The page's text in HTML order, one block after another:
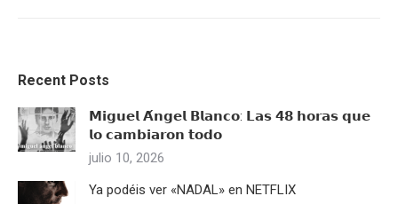
Recent Posts
𝗠𝗶𝗴𝘂𝗲𝗹 𝗔́𝗻𝗴𝗲𝗹 𝗕𝗹𝗮𝗻𝗰𝗼: 𝗟𝗮𝘀 𝟰𝟴 𝗵𝗼𝗿𝗮𝘀 𝗾𝘂𝗲
𝗹𝗼 𝗰𝗮𝗺𝗯𝗶𝗮𝗿𝗼𝗻 𝘁𝗼𝗱𝗼
julio 10, 2026
Ya podéis ver «NADAL» en NETFLIX